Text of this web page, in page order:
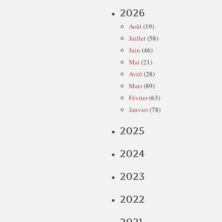
2026
Août(19)
Juillet(58)
Juin (46)
Mai (21)
Avril (28)
Mars(89)
Février(63)
Janvier(78)
2025
2024
2023
2022